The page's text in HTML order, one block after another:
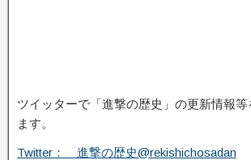
ツイッターで「進撃の歴史」の更新情報
ます。
Twitter： 進撃の歴史@rekishichosadan